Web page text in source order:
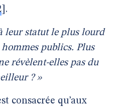
.
leur statut le plus lourd
publics. Plus
révèlent-elles pas du
? »
consacrée qu’aux